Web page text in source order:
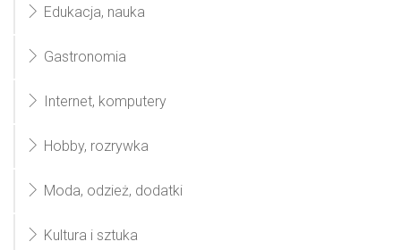
Edukacja, nauka
Gastronomia
Internet, komputery
Hobby, rozrywka
Moda, odzież, dodatki
Kultura i sztuka